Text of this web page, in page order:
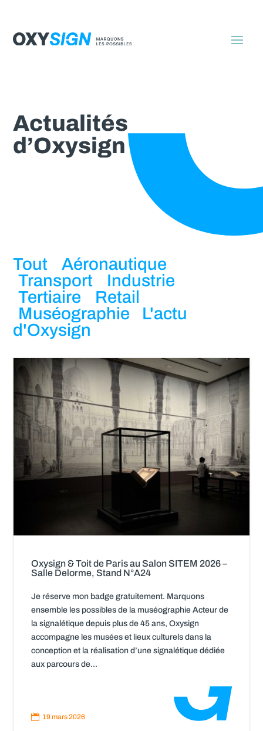
Actualités
d’Oxysign
Tout
Aéronautique
Transport
Industrie
Tertiaire
Retail
Muséographie
L'actu
d'Oxysign
Oxysign & Toit de Paris au Salon SITEM 2026 –
Salle Delorme, Stand N°A24
Je réserve mon badge gratuitement. Marquons
ensemble les possibles de la muséographie Acteur de
la signalétique depuis plus de 45 ans, Oxysign
accompagne les musées et lieux culturels dans la
conception et la réalisation d’une signalétique dédiée
aux parcours de...
Read
More
 19 mars 2026